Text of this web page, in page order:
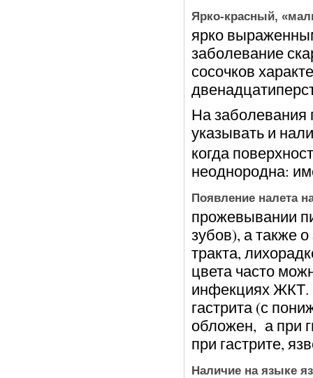
Ярко-красный,
ярко
заболевание
сосочков
На
указывать и
когда
неоднородна:
Появление налета
прожевывании
зубов), а также
тракта,
цвета часто
инфекциях ЖКТ.
гастрита (с
обложен, а при
при гастрите,
Наличие на языке